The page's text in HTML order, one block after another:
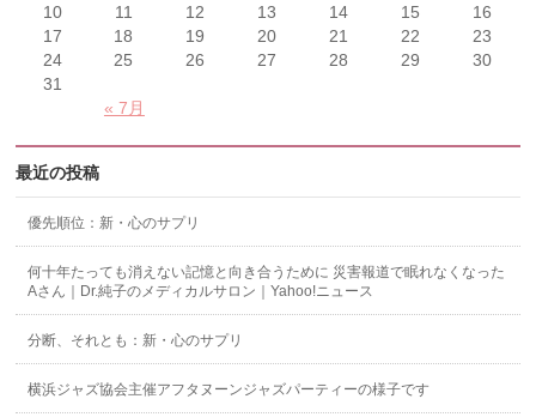
« 7月
10
11 12 13 14 15
16
17
18 19 20 21 22
23
24
25 26 27 28 29
30
31
最近の投稿
優先順位：新・心のサプリ
何十年たっても消えない記憶と向き合うために 災害報道で眠れなくなった
Aさん｜Dr.純子のメディカルサロン｜Yahoo!ニュース
分断、それとも：新・心のサプリ
横浜ジャズ協会主催アフタヌーンジャズパーティーの様子です